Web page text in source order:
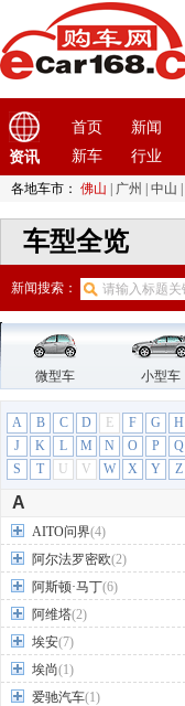
资讯
首页 新闻
新车
行业
各地车市： 佛山 广州 中山
车型全览
新闻搜索：
微型车 小型车
A B C D E F G H
J
K L M N O P Q
S
T U V W X Y Z
A
AITO问界(4)
阿尔法罗密欧(2)
阿斯顿·马丁(6)
阿维塔(2)
埃安(7)
埃尚(1)
爱驰汽车(1)